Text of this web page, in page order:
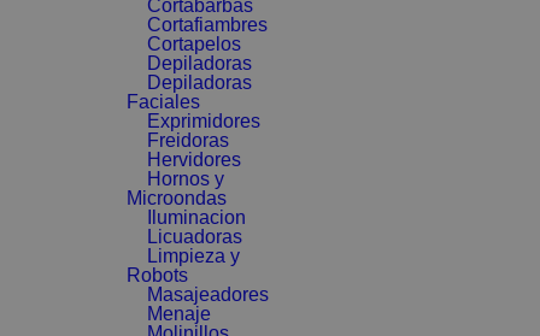
Cortabarbas
Cortafiambres
Cortapelos
Depiladoras
Depiladoras
Faciales
Exprimidores
Freidoras
Hervidores
Hornos y
Microondas
Iluminacion
Licuadoras
Limpieza y
Robots
Masajeadores
Menaje